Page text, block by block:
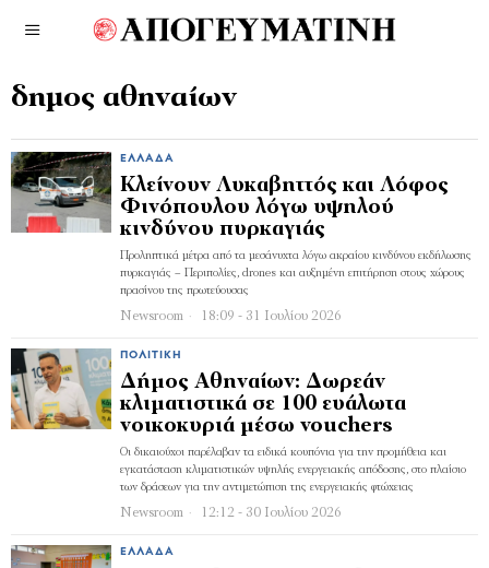
δημος αθηναίων
ΕΛΛΆΔΑ
Κλείνουν Λυκαβηττός και Λόφος
Φινόπουλου λόγω υψηλού
κινδύνου πυρκαγιάς
Προληπτικά μέτρα από τα μεσάνυχτα λόγω ακραίου κινδύνου εκδήλωσης
πυρκαγιάς – Περιπολίες, drones και αυξημένη επιτήρηση στους χώρους
πρασίνου της πρωτεύουσας
Newsroom 18:09 - 31 Ιουλίου 2026
ΠΟΛΙΤΙΚΉ
Δήμος Αθηναίων: Δωρεάν
κλιματιστικά σε 100 ευάλωτα
νοικοκυριά μέσω vouchers
Οι δικαιούχοι παρέλαβαν τα ειδικά κουπόνια για την προμήθεια και
εγκατάσταση κλιματιστικών υψηλής ενεργειακής απόδοσης, στο πλαίσιο
των δράσεων για την αντιμετώπιση της ενεργειακής φτώχειας
Newsroom 12:12 - 30 Ιουλίου 2026
ΕΛΛΆΔΑ